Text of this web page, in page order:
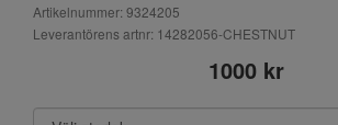
Artikelnummer: 9324205
Leverantörens artnr: 14282056-CHESTNUT
1000 kr